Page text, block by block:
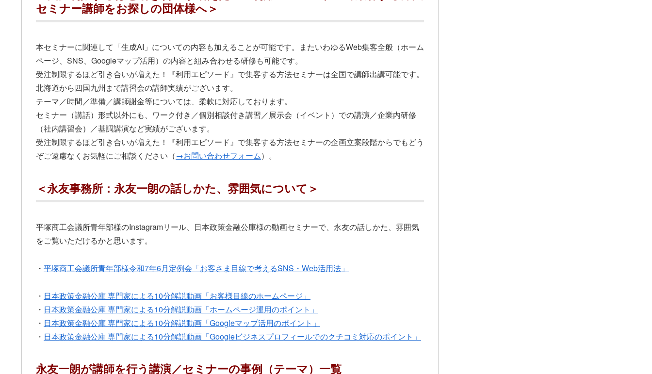
セミナー講師をお探しの団体様へ＞
本セミナーに関連して「生成AI」についての内容も加えることが可能です。またいわゆるWeb集客全般（ホーム
ページ、SNS、Googleマップ活用）の内容と組み合わせる研修も可能です。
受注制限するほど引き合いが増えた！『利用エピソード』で集客する方法セミナーは全国で講師出講可能です。
北海道から四国九州まで講習会の講師実績がございます。
テーマ／時間／準備／講師謝金等については、柔軟に対応しております。
セミナー（講話）形式以外にも、ワーク付き／個別相談付き講習／展示会（イベント）での講演／企業内研修
（社内講習会）／基調講演など実績がございます。
受注制限するほど引き合いが増えた！『利用エピソード』で集客する方法セミナーの企画立案段階からでもどう
ぞご遠慮なくお気軽にご相談ください（→お問い合わせフォーム）。
＜永友事務所：永友一朗の話しかた、雰囲気について＞
平塚商工会議所青年部様のInstagramリール、日本政策金融公庫様の動画セミナーで、永友の話しかた、雰囲気
をご覧いただけるかと思います。
・ 平塚商工会議所青年部様令和7年6月定例会「お客さま目線で考えるSNS・Web活用法」
・ 日本政策金融公庫 専門家による10分解説動画「お客様目線のホームページ」
・ 日本政策金融公庫 専門家による10分解説動画「ホームページ運用のポイント」
・ 日本政策金融公庫 専門家による10分解説動画「Googleマップ活用のポイント」
・ 日本政策金融公庫 専門家による10分解説動画「Googleビジネスプロフィールでのクチコミ対応のポイント」
永友一朗が講師を行う講演／セミナーの事例（テーマ）一覧